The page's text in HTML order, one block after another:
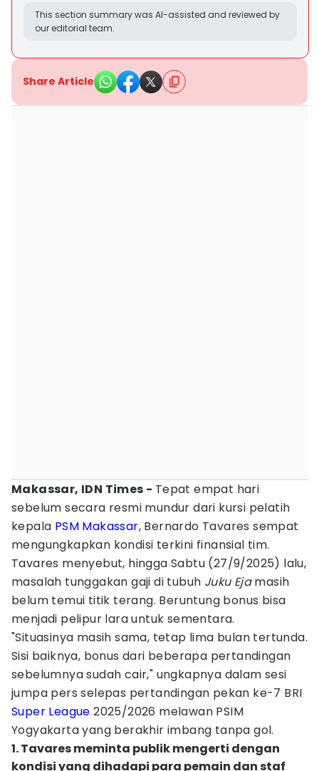
This section summary was AI-assisted and reviewed by
our editorial team.
Share Article
Makassar, IDN Times - Tepat empat hari
sebelum secara resmi mundur dari kursi pelatih
kepala PSM Makassar, Bernardo Tavares sempat
mengungkapkan kondisi terkini finansial tim.
Tavares menyebut, hingga Sabtu (27/9/2025) lalu,
masalah tunggakan gaji di tubuh Juku Ejamasih
belum temui titik terang. Beruntung bonus bisa
menjadi pelipur lara untuk sementara.
"Situasinya masih sama, tetap lima bulan tertunda.
Sisi baiknya, bonus dari beberapa pertandingan
sebelumnya sudah cair," ungkapnya dalam sesi
jumpa pers selepas pertandingan pekan ke-7 BRI
Super League 2025/2026 melawan PSIM
Yogyakarta yang berakhir imbang tanpa gol.
1. Tavares meminta publik mengerti dengan
kondisi yang dihadapi para pemain dan staf